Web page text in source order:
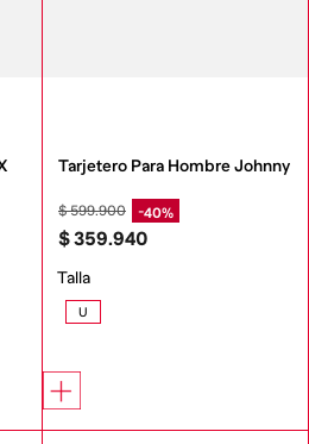
Tarjetero Para Hombre Johnny
$599.900 40%
$359.940
Talla
U